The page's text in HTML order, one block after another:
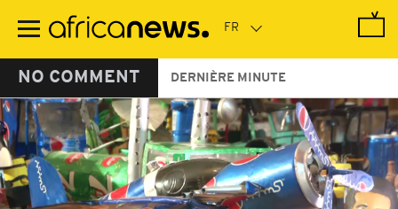
contenu
NO COMMENT DERNIÈRE MINUTE